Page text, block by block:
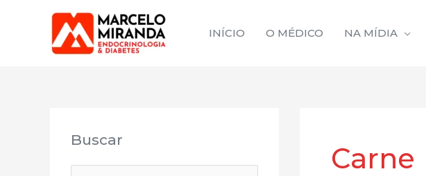
INÍCIO O MÉDICO NA MÍDIA
Buscar
Carne